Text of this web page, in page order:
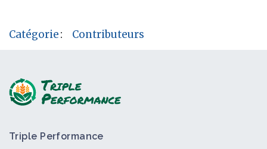
Catégorie: Contributeurs
Triple Performance